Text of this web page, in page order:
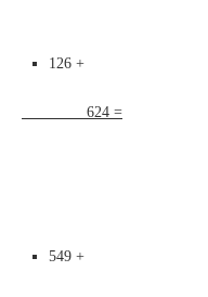
126 +
624 =
549 +